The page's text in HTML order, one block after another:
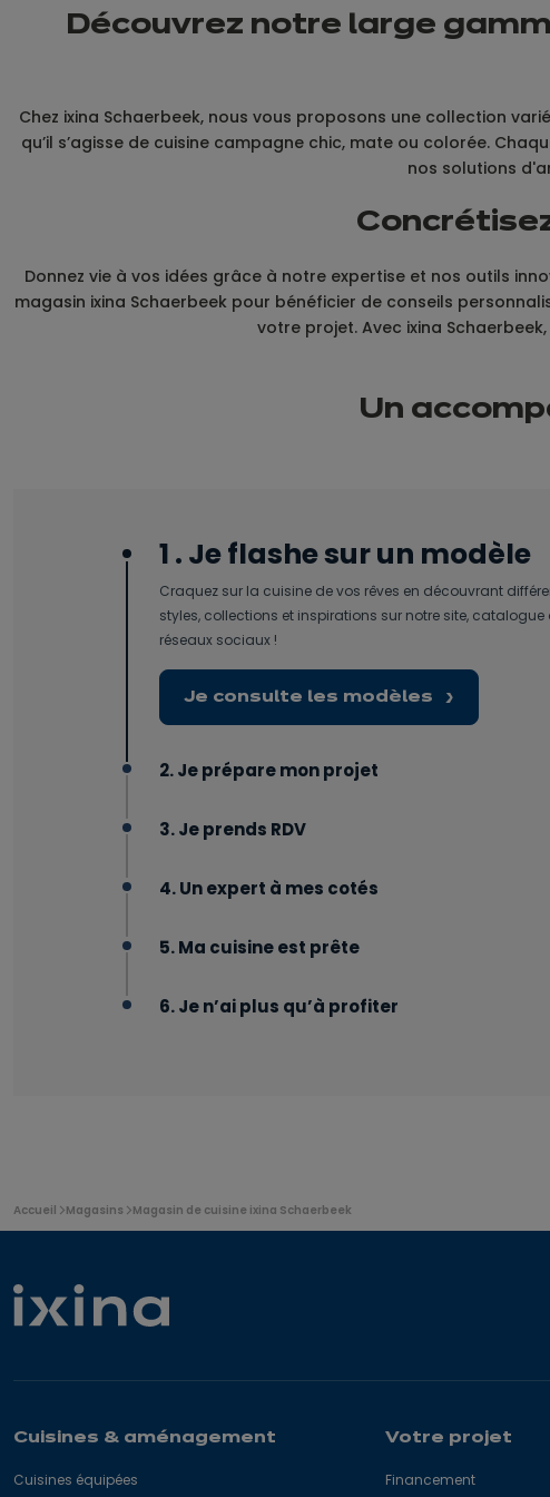
Découvrez notre large
Chez ixina Schaerbeek, nous vous proposons une collection
qu’il s’agisse de cuisine campagne chic, mate ou colorée.
nos solutions
Donnez vie à vos idées grâce à notre expertise et nos outils
magasin ixina Schaerbeek pour bénéficier de conseils
votre projet. Avec ixina
Un
1 . Je flashe sur un modèle
Craquez sur la cuisine de vos rêves en découvrant
styles, collections et inspirations sur notre site, catalogue
réseaux sociaux !
Je consulte les modèles
2. Je prépare mon projet
3. Je prends RDV
4. Un expert à mes cotés
5. Ma cuisine est prête
6. Je n’ai plus qu’à profiter
Vous
êtes
Accueil Magasins Magasin de cuisine ixina Schaerbeek
Cuisines & aménagement
Cuisines équipées
Votre projet
Financement